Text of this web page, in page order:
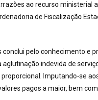
ao recurso ministerial
de Fiscalização
conclui pelo conhecimento e
aglutinação indevida de
Imputando-se
pagos a maior, bem